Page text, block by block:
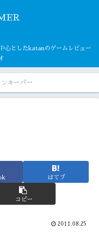
心としたkatanのゲームレビュー
キーパー
はてブ
コピー
2011.08.25